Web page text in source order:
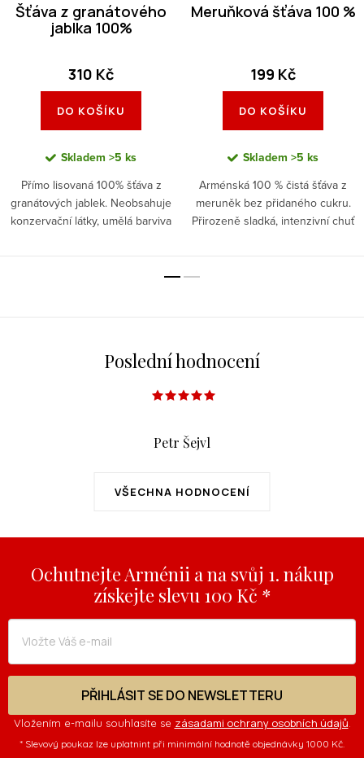
Šťáva z granátového
jablka 100%
310 Kč
DO KOŠÍKU
Skladem >5 ks
Přímo lisovaná 100% šťáva z
granátových jablek. Neobsahuje
konzervační látky, umělá barviva
Meruňková šťáva 100 %
199 Kč
DO KOŠÍKU
Skladem >5 ks
Arménská 100 % čistá šťáva z
meruněk bez přidaného cukru.
Přirozeně sladká, intenzivní chuť
Poslední hodnocení
VŠECHNA HODNOCENÍ
Petr Šejvl
Ochutnejte Arménii a na svůj 1. nákup
získejte slevu 100 Kč *
Vložením e-mailu souhlasíte se zásadami ochrany osobních údajů
PŘIHLÁSIT SE DO NEWSLETTERU
* Slevový poukaz lze uplatnint při minimální hodnotě objednávky 1000 Kč.